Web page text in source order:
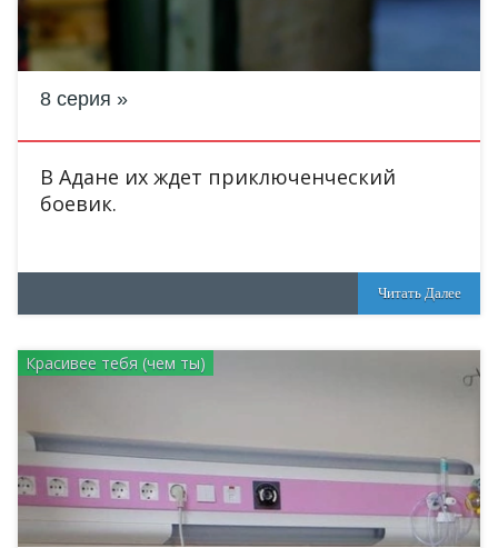
8 серия
В Адане их ждет приключенческий
боевик.
Читать Далее
Красивее тебя (чем ты)